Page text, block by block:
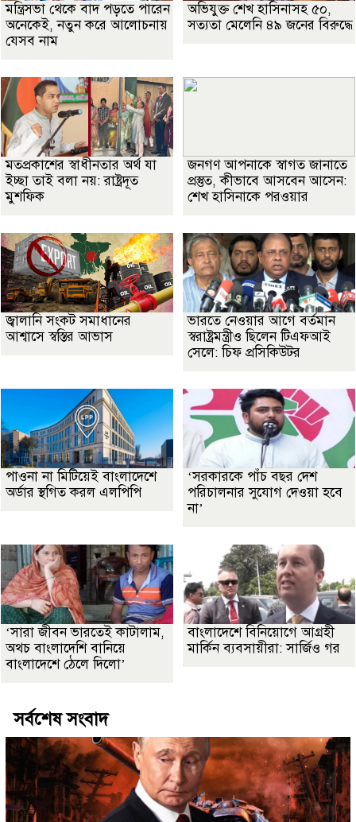
মন্ত্রিসভা থেকে বাদ পড়তে পারেন
অনেকেই, নতুন করে আলোচনায়
যেসব নাম
অভিযুক্ত শেখ হাসিনাসহ ৫০,
সত্যতা মেলেনি ৪৯ জনের বিরুদ্ধে
মতপ্রকাশের স্বাধীনতার অর্থ যা
ইচ্ছা তাই বলা নয়: রাষ্ট্রদূত
মুশফিক
জনগণ আপনাকে স্বাগত জানাতে
প্রস্তুত, কীভাবে আসবেন আসেন:
শেখ হাসিনাকে পরওয়ার
জ্বালানি সংকট সমাধানের
আশ্বাসে স্বস্তির আভাস
ভারতে নেওয়ার আগে বর্তমান
স্বরাষ্ট্রমন্ত্রীও ছিলেন টিএফআই
সেলে: চিফ প্রসিকিউটর
পাওনা না মিটিয়েই বাংলাদেশে
অর্ডার স্থগিত করল এলপিপি
‘সরকারকে পাঁচ বছর দেশ
পরিচালনার সুযোগ দেওয়া হবে
না’
‘সারা জীবন ভারতেই কাটালাম,
অথচ বাংলাদেশি বানিয়ে
বাংলাদেশে ঠেলে দিলো’
বাংলাদেশে বিনিয়োগে আগ্রহী
মার্কিন ব্যবসায়ীরা: সার্জিও গর
সর্বশেষ সংবাদ